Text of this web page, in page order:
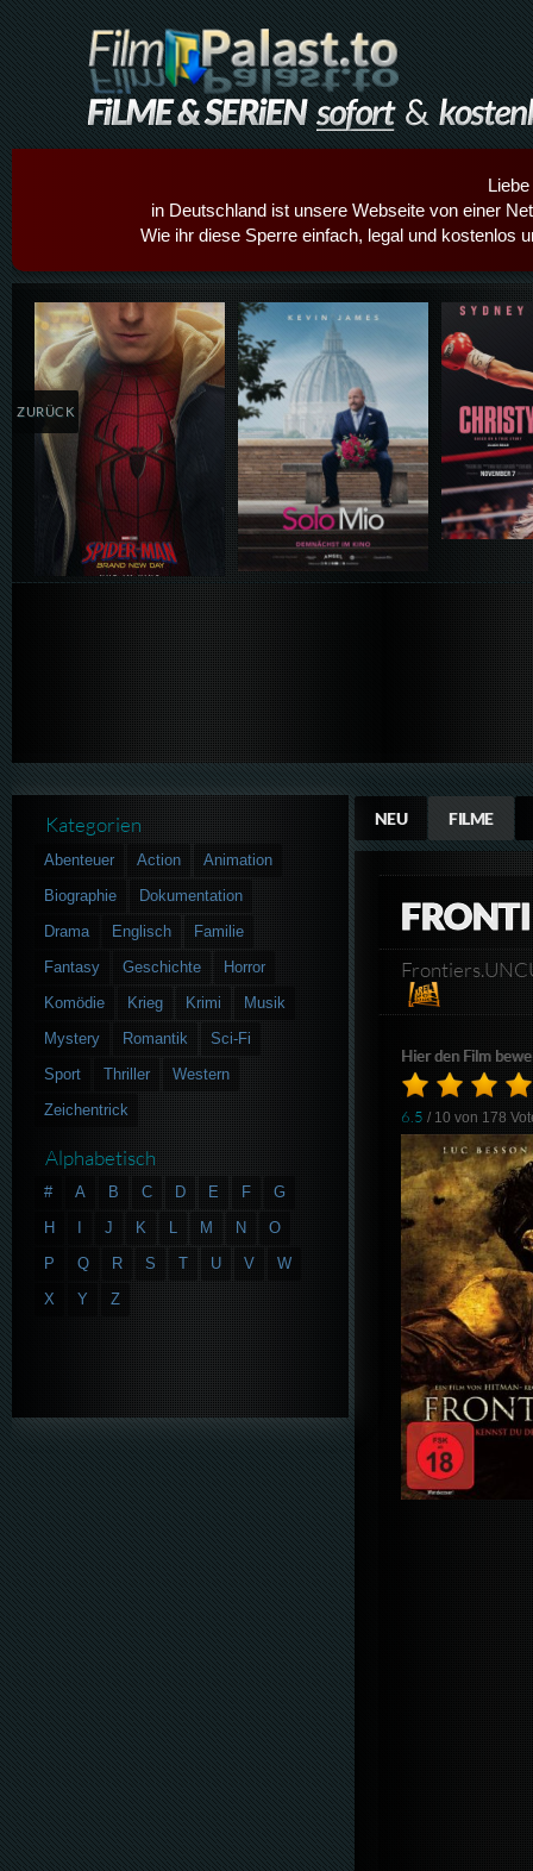
in Deutschland ist unsere Webseite von einer
Wie ihr diese Sperre einfach, legal und kostenlos
Details,Play Details,Play
ZURÜCK
NEU FILME
Hier den Film
6.5 / 10 von 178
Kategorien
Abenteuer Action
Animation
Biographie
Dokumentation
Drama
Englisch
Familie
Fantasy
Geschichte
Horror
Komödie
Krieg Krimi
Musik
Mystery
Romantik
Sci-Fi
Sport
Thriller
Western
Zeichentrick
Alphabetisch
# A B C D E F
G
H
J K L M N
O
P
Q R S T U V
W
X
Y Z